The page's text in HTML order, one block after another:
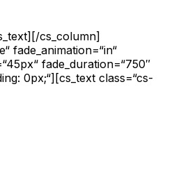
cs_column]
fade_animation=“in“
fade_duration=“750″
0px;“][cs_text class=“cs-